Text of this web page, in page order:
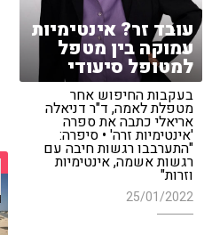
עובד זר? אינטימיות
עמוקה בין מטפל
למטופל סיעודי
בעקבות החיפוש אחר
מטפלת לאמה, ד"ר דניאלה
אריאלי כתבה את ספרה
'אינטימיות זרה' • סיפרה:
"התערבבו רגשות חיבה עם
רגשות אשמה, אינטימיות
וזרות"
25/01/2022